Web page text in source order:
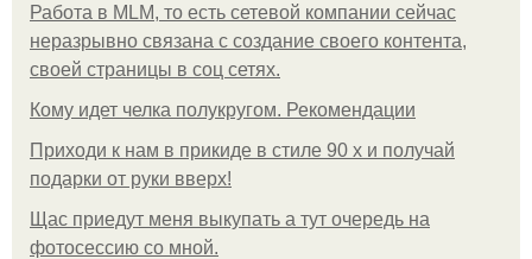
Работа в MLM, то есть сетевой компании сейчас
неразрывно связана с создание своего контента,
своей страницы в соц сетях.
Кому идет челка полукругом. Рекомендации
Приходи к нам в прикиде в стиле 90 х и получай
подарки от руки вверх!
Щас приедут меня выкупать а тут очередь на
фотосессию со мной.